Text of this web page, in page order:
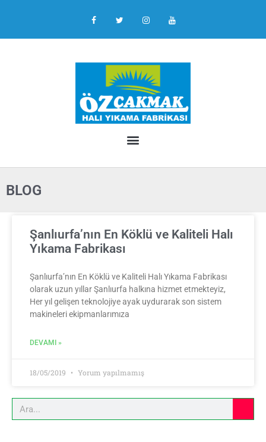
BLOG
Şanlıurfa’nın En Köklü ve Kaliteli Halı
Yıkama Fabrikası
Şanlıurfa’nın En Köklü ve Kaliteli Halı Yıkama Fabrikası
olarak uzun yıllar Şanlıurfa halkına hizmet etmekteyiz,
Her yıl gelişen teknolojiye ayak uydurarak son sistem
makineleri ekipmanlarımıza
DEVAMI »
18/05/2019 Yorum yapılmamış